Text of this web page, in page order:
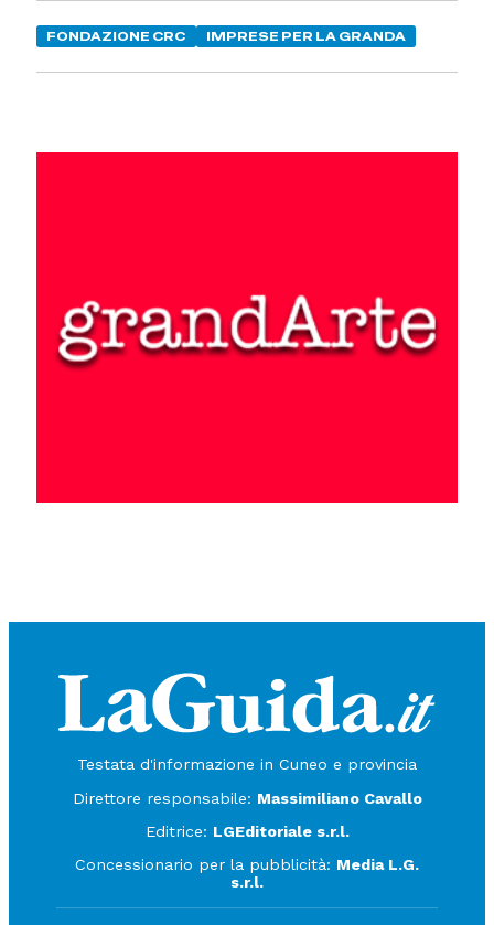
FONDAZIONE CRC IMPRESE PER LA GRANDA
Testata d'informazione in Cuneo e provincia
Direttore responsabile: Massimiliano Cavallo
Editrice: LGEditoriale s.r.l.
Concessionario per la pubblicità: Media L.G.
s.r.l.